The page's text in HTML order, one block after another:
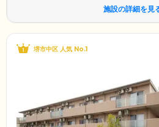
施設の詳細を見
堺市中区 人気 No.1